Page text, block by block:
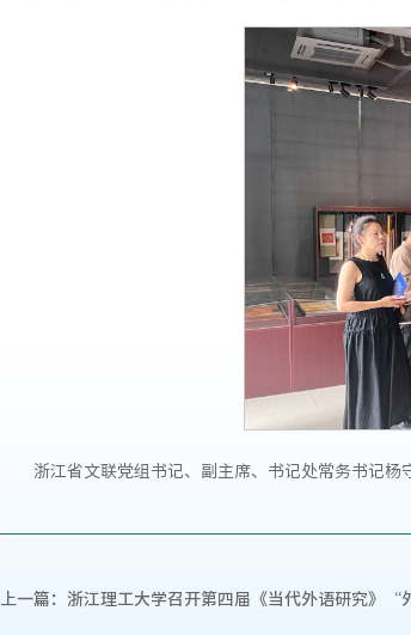
浙江省文联党组书记、副主席、书记处常务书记杨
上一篇： 浙江理工大学召开第四届《当代外语研究》